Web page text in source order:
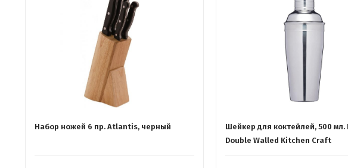
Набор ножей 6 пр. Atlantis, черный
Шейкер для коктейлей, 500
Double Walled Kitchen Craft